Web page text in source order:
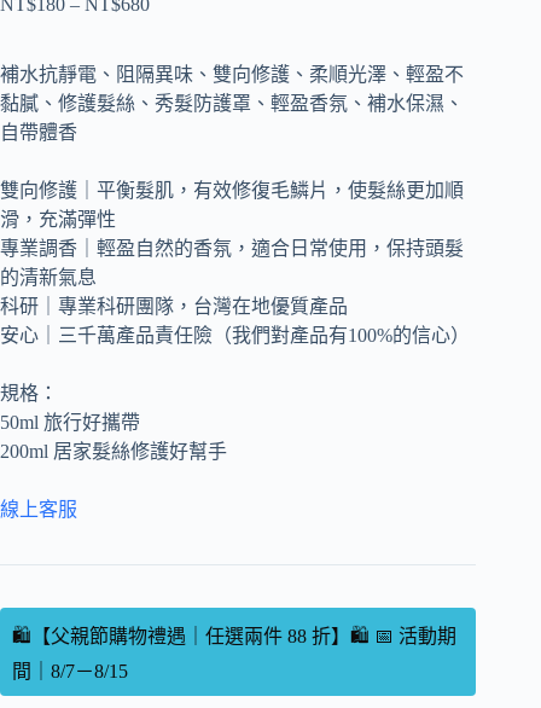
NT$180 – NT$680
補水抗靜電、阻隔異味、雙向修護、柔順光澤、輕盈不
黏膩、修護髮絲、秀髮防護罩、輕盈香氛、補水保濕、
自帶體香
雙向修護｜平衡髮肌，有效修復毛鱗片，使髮絲更加順
滑，充滿彈性
專業調香｜輕盈自然的香氛，適合日常使用，保持頭髮
的清新氣息
科研｜專業科研團隊，台灣在地優質產品
安心｜三千萬產品責任險（我們對產品有100%的信心）
規格：
50ml 旅行好攜帶
200ml 居家髮絲修護好幫手
線上客服
🛍️【父親節購物禮遇｜任選兩件 88 折】🛍️ 📅 活動期
間｜8/7－8/15